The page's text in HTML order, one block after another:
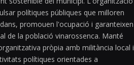
polítiques públiques que milloren
promouen l'ocupació i garanteixen
de la població vinarossenca. Manté
pròpia amb militància local i
polítiques orientades a